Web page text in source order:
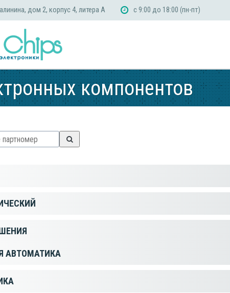
дом 2, корпус 4, литера А с 9:00 до 18:00 (пн-пт)
компонентов
АВТОМАТИКА